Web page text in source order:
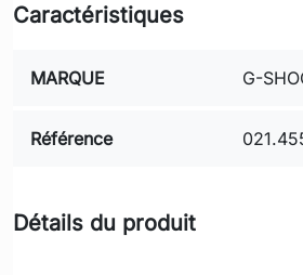
Caractéristiques
MARQUE G-
Référence
Détails du produit